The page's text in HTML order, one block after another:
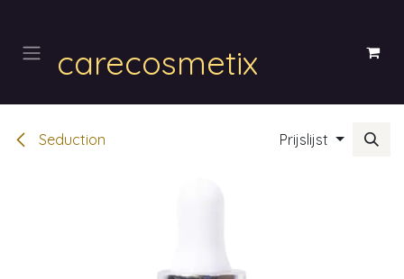
carecosmetix
Seduction Prijslijst